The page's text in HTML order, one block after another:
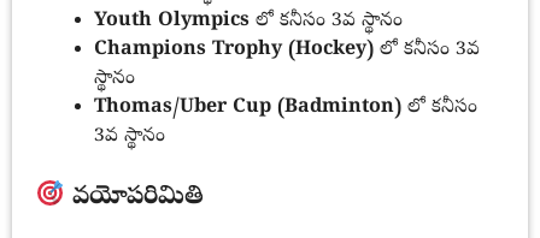
Youth Olympics లో కనీసం 3వ స్థానం
Champions Trophy (Hockey) లో కనీసం 3వ
స్థానం
Thomas/Uber Cup (Badminton) లో కనీసం
3వ స్థానం
వయోపరిమితి